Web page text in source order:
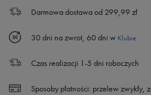
Powiadom o dostępności
Darmowa dostawa od 299,99 zł
30 dni na zwrot, 60 dni w Klubie
Czas realizacji 1-5 dni roboczych
Sposoby płatności: przelew zwykły,